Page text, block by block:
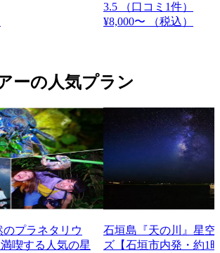
3.5
（口コミ1件）
¥8,000〜
（税込）
ーの人気プラン
のプラネタリウ
喫する人気の星
石垣島『天の川』星空
ズ【石垣市内発・約1